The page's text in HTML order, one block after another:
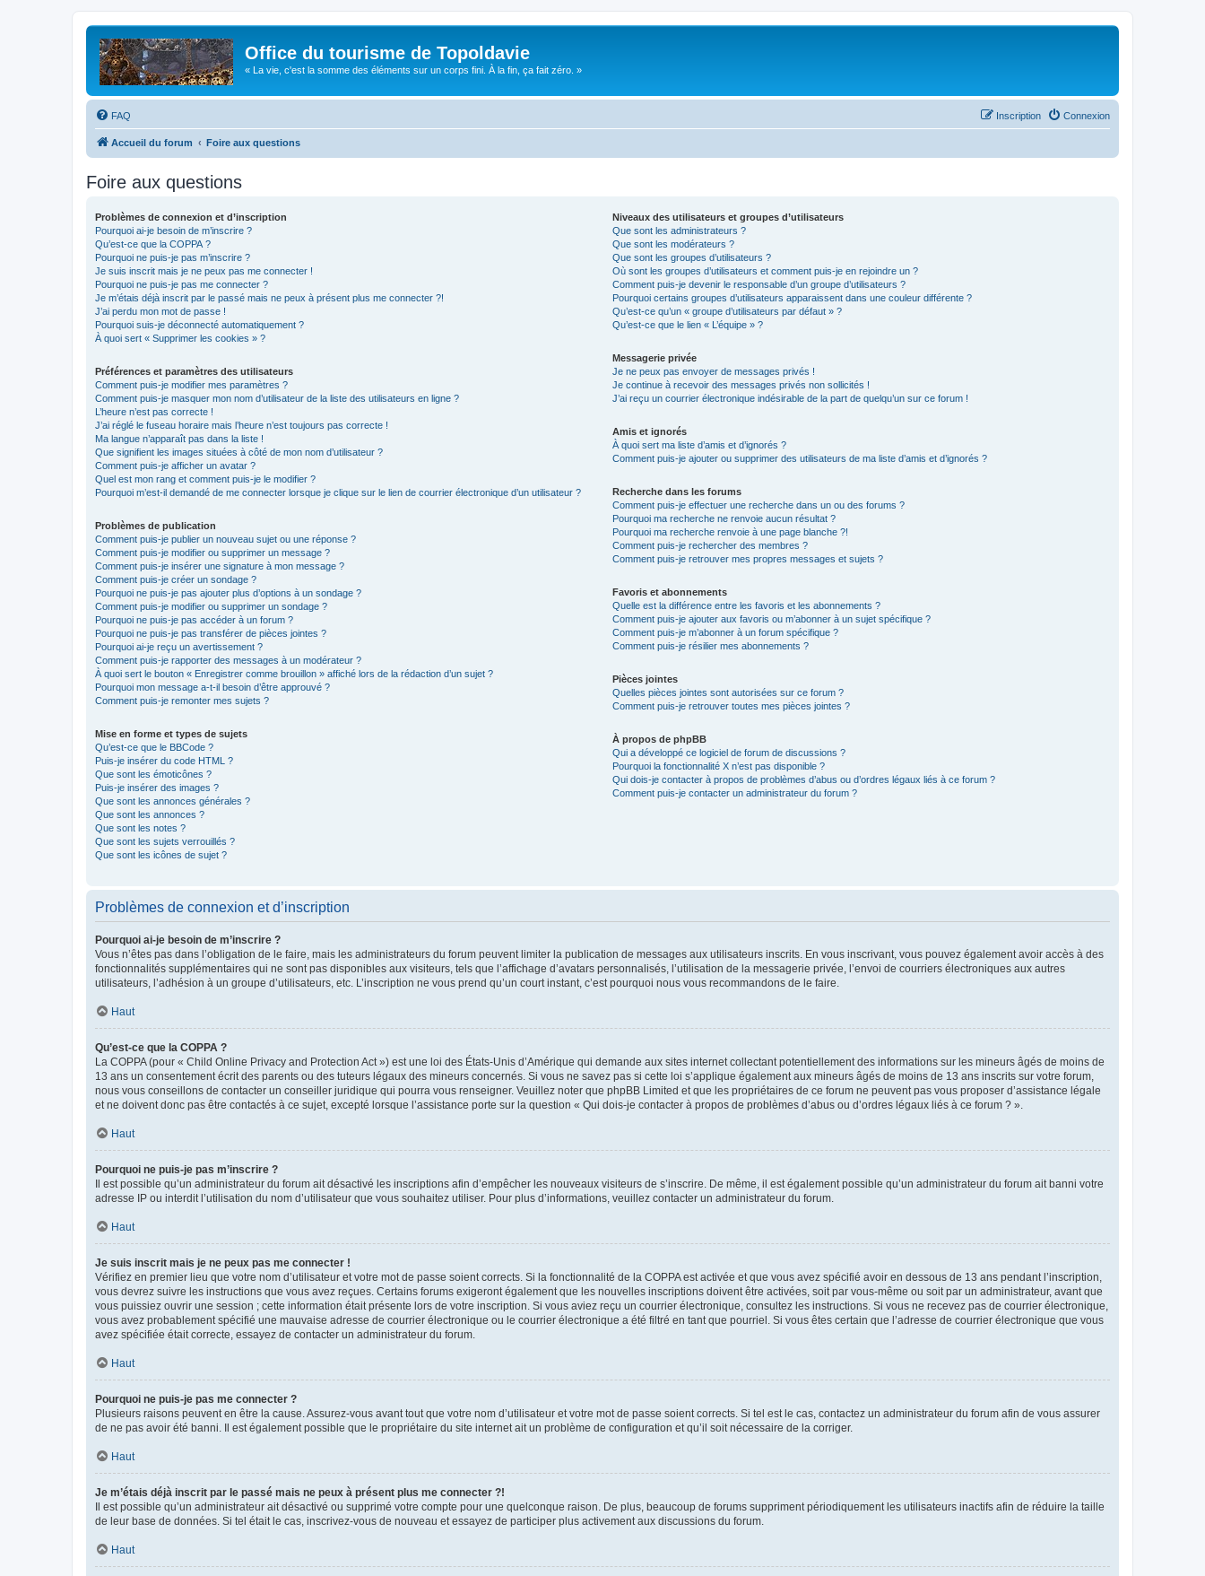
Office du tourisme de Topoldavie
« La vie, c'est la somme des éléments sur un corps fini. À la fin, ça fait zéro. »
FAQ Connexion
Inscription
Accueil du forum Foire aux questions
Foire aux questions
Problèmes de connexion et d’inscription
Pourquoi ai-je besoin de m’inscrire ?
Qu’est-ce que la COPPA ?
Pourquoi ne puis-je pas m’inscrire ?
Je suis inscrit mais je ne peux pas me connecter !
Pourquoi ne puis-je pas me connecter ?
Je m’étais déjà inscrit par le passé mais ne peux à présent plus me connecter ?!
J’ai perdu mon mot de passe !
Pourquoi suis-je déconnecté automatiquement ?
À quoi sert « Supprimer les cookies » ?
Préférences et paramètres des utilisateurs
Comment puis-je modifier mes paramètres ?
Comment puis-je masquer mon nom d’utilisateur de la liste des utilisateurs en ligne ?
L’heure n’est pas correcte !
J’ai réglé le fuseau horaire mais l’heure n’est toujours pas correcte !
Ma langue n’apparaît pas dans la liste !
Que signifient les images situées à côté de mon nom d’utilisateur ?
Comment puis-je afficher un avatar ?
Quel est mon rang et comment puis-je le modifier ?
Pourquoi m’est-il demandé de me connecter lorsque je clique sur le lien de courrier électronique d’un utilisateur ?
Problèmes de publication
Comment puis-je publier un nouveau sujet ou une réponse ?
Comment puis-je modifier ou supprimer un message ?
Comment puis-je insérer une signature à mon message ?
Comment puis-je créer un sondage ?
Pourquoi ne puis-je pas ajouter plus d’options à un sondage ?
Comment puis-je modifier ou supprimer un sondage ?
Pourquoi ne puis-je pas accéder à un forum ?
Pourquoi ne puis-je pas transférer de pièces jointes ?
Pourquoi ai-je reçu un avertissement ?
Comment puis-je rapporter des messages à un modérateur ?
À quoi sert le bouton « Enregistrer comme brouillon » affiché lors de la rédaction d’un sujet ?
Pourquoi mon message a-t-il besoin d’être approuvé ?
Comment puis-je remonter mes sujets ?
Mise en forme et types de sujets
Qu’est-ce que le BBCode ?
Puis-je insérer du code HTML ?
Que sont les émoticônes ?
Puis-je insérer des images ?
Que sont les annonces générales ?
Que sont les annonces ?
Que sont les notes ?
Que sont les sujets verrouillés ?
Que sont les icônes de sujet ?
Niveaux des utilisateurs et groupes d’utilisateurs
Que sont les administrateurs ?
Que sont les modérateurs ?
Que sont les groupes d’utilisateurs ?
Où sont les groupes d’utilisateurs et comment puis-je en rejoindre un ?
Comment puis-je devenir le responsable d’un groupe d’utilisateurs ?
Pourquoi certains groupes d’utilisateurs apparaissent dans une couleur différente ?
Qu’est-ce qu’un « groupe d’utilisateurs par défaut » ?
Qu’est-ce que le lien « L’équipe » ?
Messagerie privée
Je ne peux pas envoyer de messages privés !
Je continue à recevoir des messages privés non sollicités !
J’ai reçu un courrier électronique indésirable de la part de quelqu’un sur ce forum !
Amis et ignorés
À quoi sert ma liste d’amis et d’ignorés ?
Comment puis-je ajouter ou supprimer des utilisateurs de ma liste d’amis et d’ignorés ?
Recherche dans les forums
Comment puis-je effectuer une recherche dans un ou des forums ?
Pourquoi ma recherche ne renvoie aucun résultat ?
Pourquoi ma recherche renvoie à une page blanche ?!
Comment puis-je rechercher des membres ?
Comment puis-je retrouver mes propres messages et sujets ?
Favoris et abonnements
Quelle est la différence entre les favoris et les abonnements ?
Comment puis-je ajouter aux favoris ou m’abonner à un sujet spécifique ?
Comment puis-je m’abonner à un forum spécifique ?
Comment puis-je résilier mes abonnements ?
Pièces jointes
Quelles pièces jointes sont autorisées sur ce forum ?
Comment puis-je retrouver toutes mes pièces jointes ?
À propos de phpBB
Qui a développé ce logiciel de forum de discussions ?
Pourquoi la fonctionnalité X n’est pas disponible ?
Qui dois-je contacter à propos de problèmes d’abus ou d’ordres légaux liés à ce forum ?
Comment puis-je contacter un administrateur du forum ?
Problèmes de connexion et d’inscription
Pourquoi ai-je besoin de m’inscrire ?
Vous n’êtes pas dans l’obligation de le faire, mais les administrateurs du forum peuvent limiter la publication de messages aux utilisateurs inscrits. En vous inscrivant, vous pouvez également avoir accès à des
fonctionnalités supplémentaires qui ne sont pas disponibles aux visiteurs, tels que l’affichage d’avatars personnalisés, l’utilisation de la messagerie privée, l’envoi de courriers électroniques aux autres
utilisateurs, l’adhésion à un groupe d’utilisateurs, etc. L’inscription ne vous prend qu’un court instant, c’est pourquoi nous vous recommandons de le faire.
Haut
Qu’est-ce que la COPPA ?
La COPPA (pour « Child Online Privacy and Protection Act ») est une loi des États-Unis d’Amérique qui demande aux sites internet collectant potentiellement des informations sur les mineurs âgés de moins de
13 ans un consentement écrit des parents ou des tuteurs légaux des mineurs concernés. Si vous ne savez pas si cette loi s’applique également aux mineurs âgés de moins de 13 ans inscrits sur votre forum,
nous vous conseillons de contacter un conseiller juridique qui pourra vous renseigner. Veuillez noter que phpBB Limited et que les propriétaires de ce forum ne peuvent pas vous proposer d’assistance légale
et ne doivent donc pas être contactés à ce sujet, excepté lorsque l’assistance porte sur la question « Qui dois-je contacter à propos de problèmes d’abus ou d’ordres légaux liés à ce forum ? ».
Haut
Pourquoi ne puis-je pas m’inscrire ?
Il est possible qu’un administrateur du forum ait désactivé les inscriptions afin d’empêcher les nouveaux visiteurs de s’inscrire. De même, il est également possible qu’un administrateur du forum ait banni votre
adresse IP ou interdit l’utilisation du nom d’utilisateur que vous souhaitez utiliser. Pour plus d’informations, veuillez contacter un administrateur du forum.
Haut
Je suis inscrit mais je ne peux pas me connecter !
Vérifiez en premier lieu que votre nom d’utilisateur et votre mot de passe soient corrects. Si la fonctionnalité de la COPPA est activée et que vous avez spécifié avoir en dessous de 13 ans pendant l’inscription,
vous devrez suivre les instructions que vous avez reçues. Certains forums exigeront également que les nouvelles inscriptions doivent être activées, soit par vous-même ou soit par un administrateur, avant que
vous puissiez ouvrir une session ; cette information était présente lors de votre inscription. Si vous aviez reçu un courrier électronique, consultez les instructions. Si vous ne recevez pas de courrier électronique,
vous avez probablement spécifié une mauvaise adresse de courrier électronique ou le courrier électronique a été filtré en tant que pourriel. Si vous êtes certain que l’adresse de courrier électronique que vous
avez spécifiée était correcte, essayez de contacter un administrateur du forum.
Haut
Pourquoi ne puis-je pas me connecter ?
Plusieurs raisons peuvent en être la cause. Assurez-vous avant tout que votre nom d’utilisateur et votre mot de passe soient corrects. Si tel est le cas, contactez un administrateur du forum afin de vous assurer
de ne pas avoir été banni. Il est également possible que le propriétaire du site internet ait un problème de configuration et qu’il soit nécessaire de la corriger.
Haut
Je m’étais déjà inscrit par le passé mais ne peux à présent plus me connecter ?!
Il est possible qu’un administrateur ait désactivé ou supprimé votre compte pour une quelconque raison. De plus, beaucoup de forums suppriment périodiquement les utilisateurs inactifs afin de réduire la taille
de leur base de données. Si tel était le cas, inscrivez-vous de nouveau et essayez de participer plus activement aux discussions du forum.
Haut